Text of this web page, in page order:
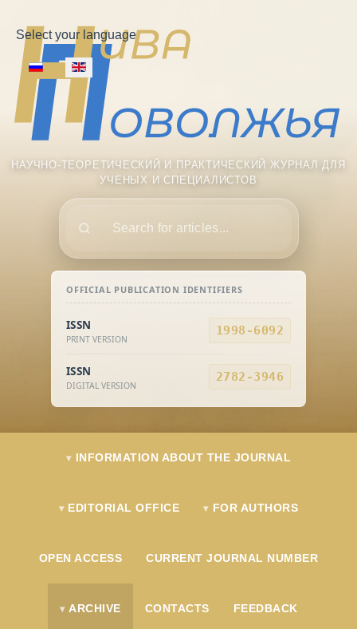
Select your language
OFFICIAL PUBLICATION IDENTIFIERS
ISSN
PRINT VERSION
1998-6092
ISSN
DIGITAL VERSION
2782-3946
НАУЧНО-ТЕОРЕТИЧЕСКИЙ И ПРАКТИЧЕСКИЙ ЖУРНАЛ ДЛЯ
УЧЕНЫХ И СПЕЦИАЛИСТОВ
INFORMATION ABOUT THE JOURNAL
EDITORIAL OFFICE FOR AUTHORS
OPEN ACCESS CURRENT JOURNAL NUMBER
ARCHIVE CONTACTS FEEDBACK